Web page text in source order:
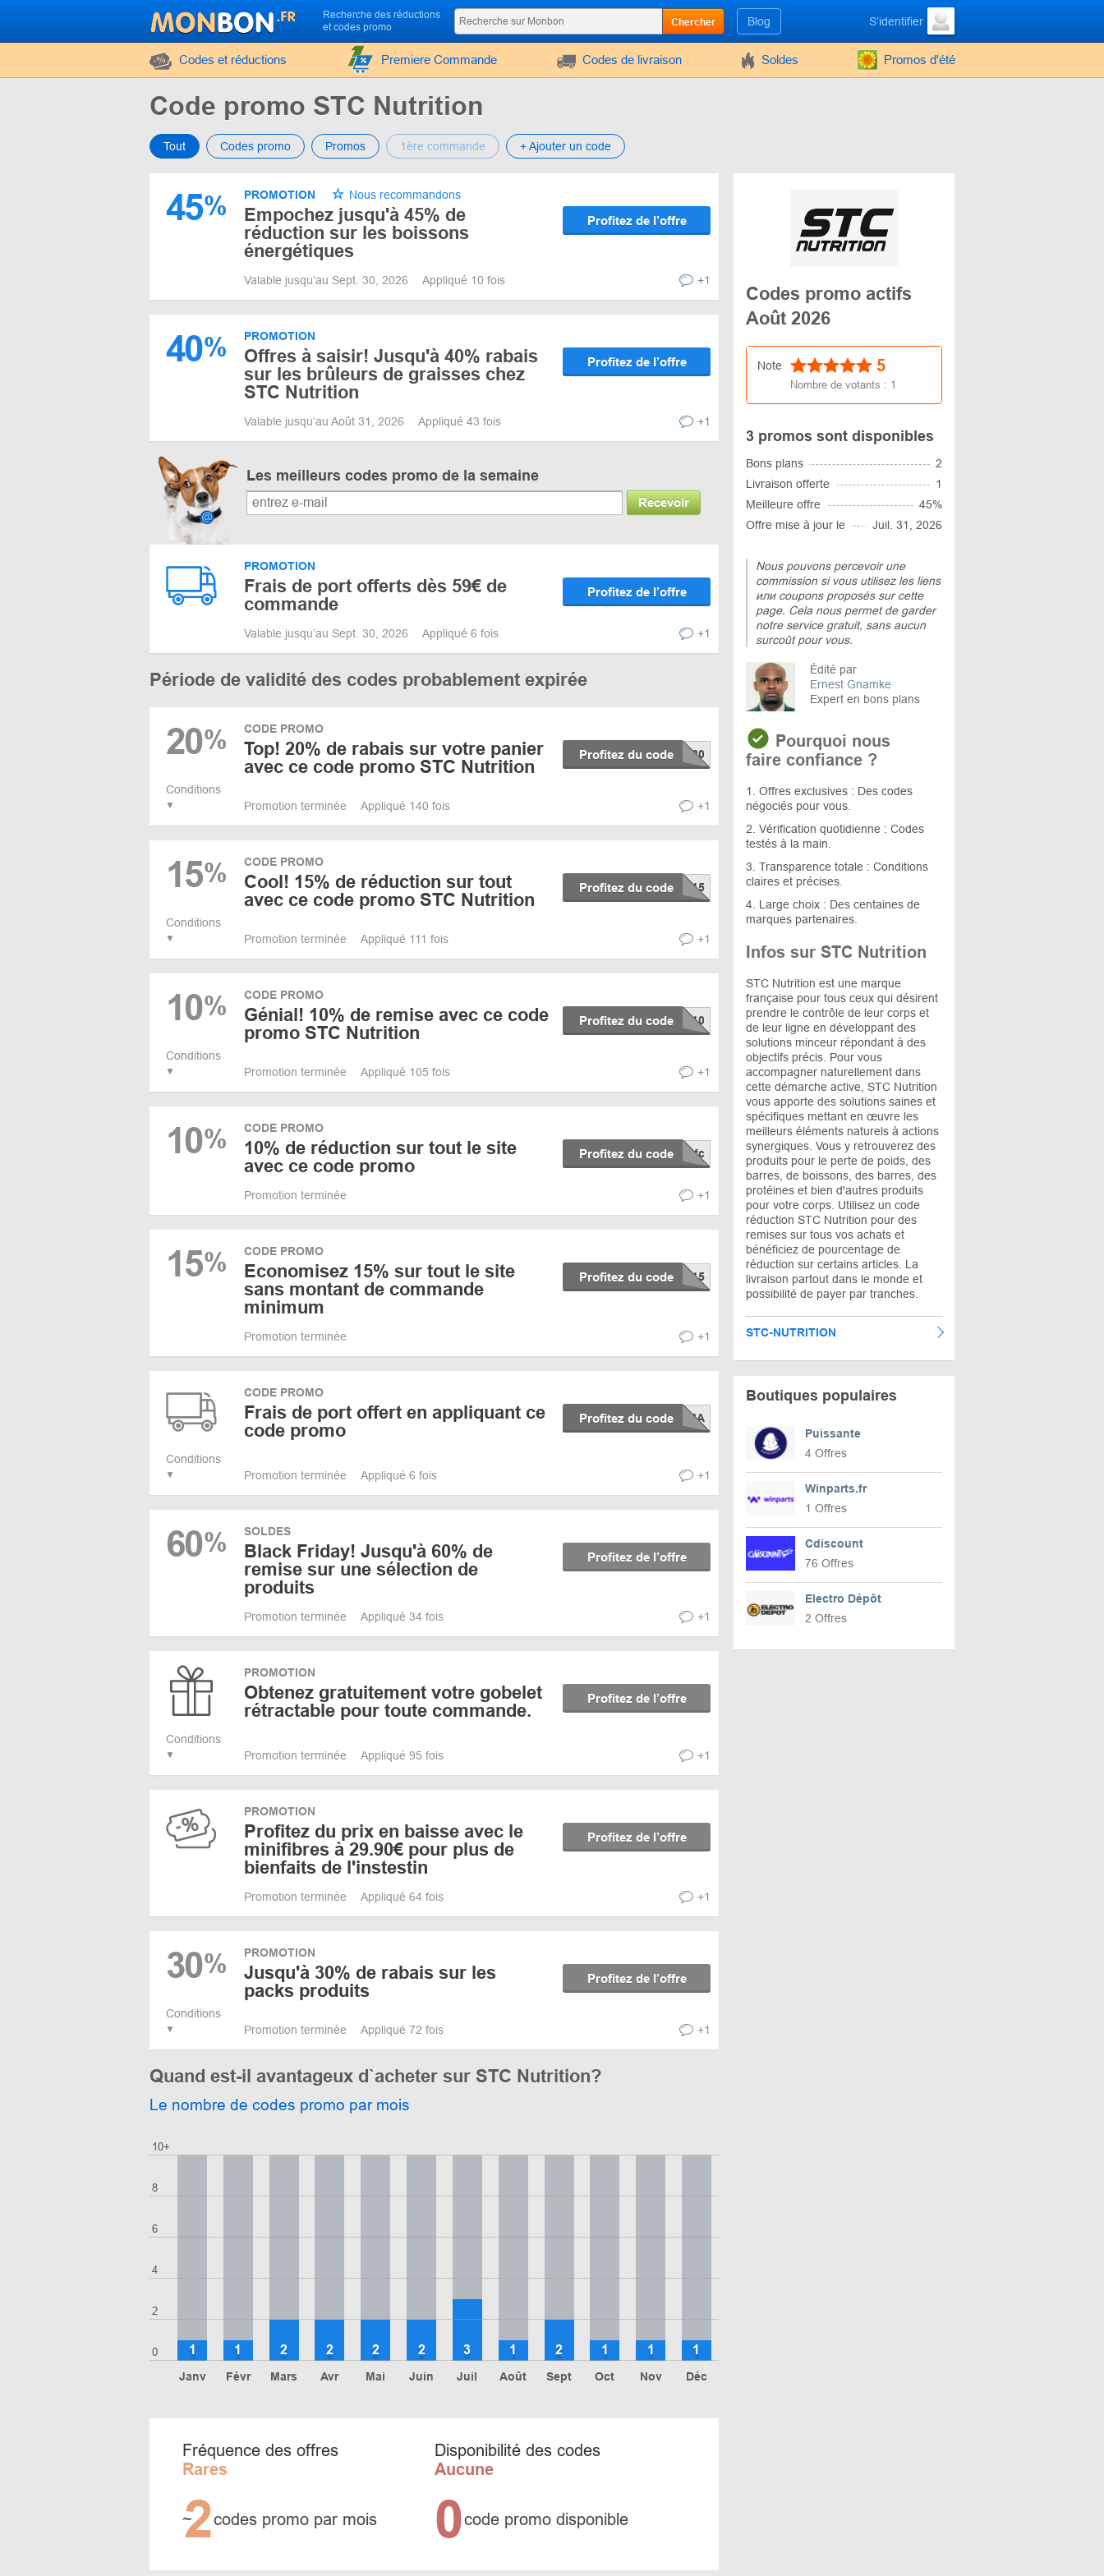
Recherche des réductions
et codes promo
Chercher Blog S’identifier
Codes et réductions Premiere Commande Codes de livraison Soldes Promos d'été
Code promo STC Nutrition
Tout Codes promo Promos 1ère commande + Ajouter un code
45% PROMOTION Nous recommandons
Empochez jusqu'à 45% de
réduction sur les boissons
énergétiques
Profitez de l’offre
Valable jusqu’au Sept. 30, 2026 Appliqué 10 fois +1
40% PROMOTION
Offres à saisir! Jusqu'à 40% rabais
sur les brûleurs de graisses chez
STC Nutrition
Profitez de l’offre
Valable jusqu’au Août 31, 2026 Appliqué 43 fois +1
Les meilleurs codes promo de la semaine
Recevoir
PROMOTION
Frais de port offerts dès 59€ de
commande
Profitez de l’offre
Valable jusqu’au Sept. 30, 2026 Appliqué 6 fois +1
Période de validité des codes probablement expirée
20%
Conditions
CODE PROMO
Top! 20% de rabais sur votre panier
avec ce code promo STC Nutrition
Profitez du code
Promotion terminée Appliqué 140 fois +1
15%
Conditions
CODE PROMO
Cool! 15% de réduction sur tout
avec ce code promo STC Nutrition
Profitez du code
Promotion terminée Appliqué 111 fois +1
10%
Conditions
CODE PROMO
Génial! 10% de remise avec ce code
promo STC Nutrition
Profitez du code
Promotion terminée Appliqué 105 fois +1
10% CODE PROMO
10% de réduction sur tout le site
avec ce code promo
Profitez du code
Promotion terminée +1
15% CODE PROMO
Economisez 15% sur tout le site
sans montant de commande
minimum
Profitez du code
Promotion terminée +1
Conditions
CODE PROMO
Frais de port offert en appliquant ce
code promo
Profitez du code
Promotion terminée Appliqué 6 fois +1
60% SOLDES
Black Friday! Jusqu'à 60% de
remise sur une sélection de
produits
Profitez de l’offre
Promotion terminée Appliqué 34 fois +1
Conditions
PROMOTION
Obtenez gratuitement votre gobelet
rétractable pour toute commande.
Profitez de l’offre
Promotion terminée Appliqué 95 fois +1
PROMOTION
Profitez du prix en baisse avec le
minifibres à 29.90€ pour plus de
bienfaits de l'instestin
Profitez de l’offre
Promotion terminée Appliqué 64 fois +1
30%
Conditions
PROMOTION
Jusqu'à 30% de rabais sur les
packs produits
Profitez de l’offre
Promotion terminée Appliqué 72 fois +1
Quand est-il avantageux d`acheter sur STC Nutrition?
Le nombre de codes promo par mois
0
2
4
6
8
10+
Janv
1
Févr
1
Mars
2
Avr
2
Mai
2
Juin
2
Juil
3
Août
1
Sept
2
Oct
1
Nov
1
Déc
1
Fréquence des offres
Rares
~
2codes promo par mois
Disponibilité des codes
Aucune
0code promo disponible
Codes promo actifs
Août 2026
Note 5
Nombre de votants : 1
3 promos sont disponibles
Bons plans
2
Livraison offerte
1
Meilleure offre
45%
Offre mise à jour le
Juil. 31, 2026
Nous pouvons percevoir une
commission si vous utilisez les liens
или coupons proposés sur cette
page. Cela nous permet de garder
notre service gratuit, sans aucun
surcoût pour vous.
Édité par
Ernest Gnamke
Expert en bons plans
Pourquoi nous
faire confiance ?
1. Offres exclusives : Des codes
négociés pour vous.
2. Vérification quotidienne : Codes
testés à la main.
3. Transparence totale : Conditions
claires et précises.
4. Large choix : Des centaines de
marques partenaires.
Infos sur STC Nutrition
STC Nutrition est une marque
française pour tous ceux qui désirent
prendre le contrôle de leur corps et
de leur ligne en développant des
solutions minceur répondant à des
objectifs précis. Pour vous
accompagner naturellement dans
cette démarche active, STC Nutrition
vous apporte des solutions saines et
spécifiques mettant en œuvre les
meilleurs éléments naturels à actions
synergiques. Vous y retrouverez des
produits pour le perte de poids, des
barres, de boissons, des barres, des
protéines et bien d'autres produits
pour votre corps. Utilisez un code
réduction STC Nutrition pour des
remises sur tous vos achats et
bénéficiez de pourcentage de
réduction sur certains articles. La
livraison partout dans le monde et
possibilité de payer par tranches.
STC-NUTRITION
Boutiques populaires
Puissante
4 Offres
Winparts.fr
1 Offres
Cdiscount
76 Offres
Electro Dépôt
2 Offres